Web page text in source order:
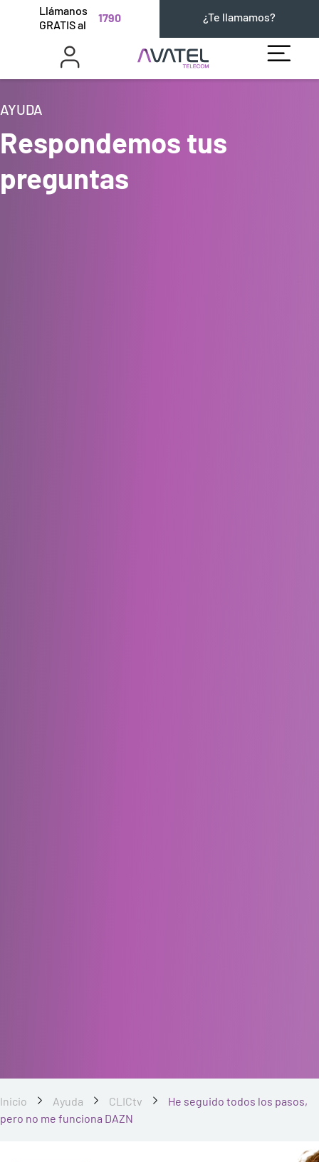
Llámanos
GRATIS al
1790 ¿Te llamamos?
AYUDA
Respondemos tus
preguntas
Inicio Ayuda CLICtv
He seguido todos los pasos,
pero no me funciona DAZN